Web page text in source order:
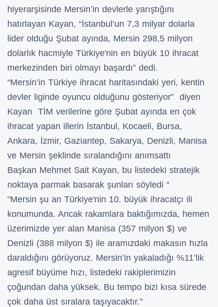
hiyerarşisinde Mersin’in devlerle yarıştığını
hatırlayan Kayan, “İstanbul’un 7,3 milyar dolarla
lider olduğu Şubat ayında, Mersin 298,5 milyon
dolarlık hacmiyle Türkiye'nin en büyük 10 ihracat
merkezinden biri olmayı başardı” dedi.
“Mersin’in Türkiye ihracat haritasındaki yeri, kentin
devler liginde oyuncu olduğunu gösteriyor” diyen
Kayan TİM verilerine göre Şubat ayında en çok
ihracat yapan illerin İstanbul, Kocaeli, Bursa,
Ankara, İzmir, Gaziantep, Sakarya, Denizli, Manisa
ve Mersin şeklinde sıralandığını anımsattı
Başkan Mehmet Sait Kayan, bu listedeki stratejik
noktaya parmak basarak şunları söyledi “
"Mersin şu an Türkiye'nin 10. büyük ihracatçı ili
konumunda. Ancak rakamlara baktığımızda, hemen
üzerimizde yer alan Manisa (357 milyon $) ve
Denizli (388 milyon $) ile aramızdaki makasın hızla
daraldığını görüyoruz. Mersin’in yakaladığı %11’lik
agresif büyüme hızı, listedeki rakiplerimizin
çoğundan daha yüksek. Bu tempo bizi kısa sürede
çok daha üst sıralara taşıyacaktır."